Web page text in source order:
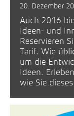
20. Dezember
Auch 2016
Ideen- und
Reservieren
Tarif. Wie
um die
Ideen.
wie Sie